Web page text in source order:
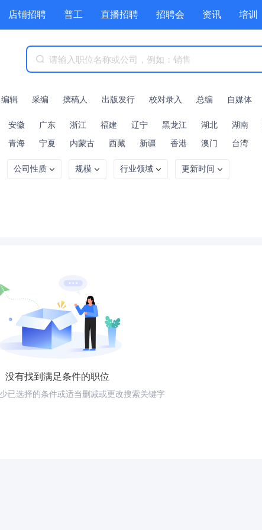
店铺招聘 普工 直播招聘 招聘会 资讯 培训
商城 附近职位 工具箱 赏金招聘
编辑 采编 撰稿人 出版发行 校对录入 总编 自媒体
安徽 广东 浙江 福建 辽宁 黑龙江 湖北 湖南
青海 宁夏 内蒙古 西藏 新疆 香港 澳门 台湾
公司性质 规模 行业领域 更新时间
没有找到满足条件的职位
已选择的条件或适当删减或更改搜索关键字